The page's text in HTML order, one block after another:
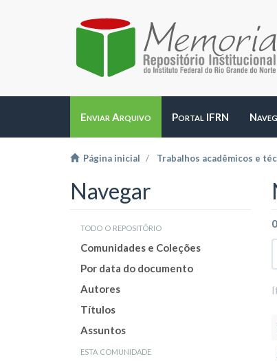
Enviar Arquivo Portal IFRN
Página inicial Trabalhos acadêmicos e
Navegar
todo o repositório
Comunidades e Coleções
Por data do documento
Autores
Títulos
Assuntos
esta comunidade